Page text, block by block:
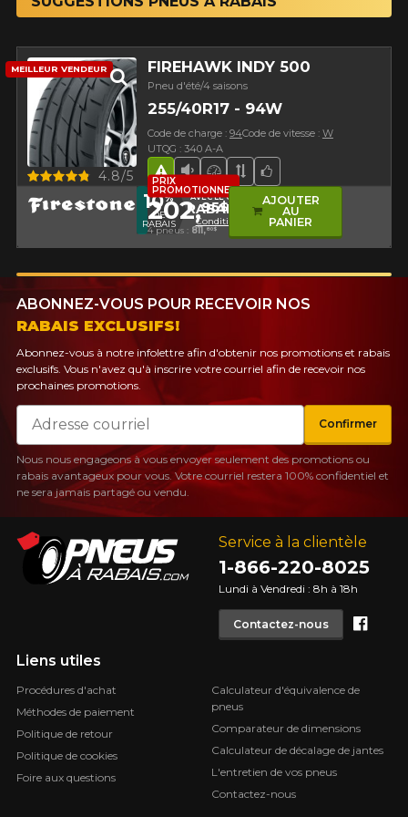
FIREHAWK INDY 500
Pneu d'été/4 saisons
255/40R17 - 94W
Code de charge : 94Code de vitesse : W
UTQG : 340 A-A
Faible niveau sonore
Pneu haute performance
Bande de roulement
Choix de l'équipe
Hasard routier
Aperçu 4.8/5
MEILLEUR VENDEUR
10%
DE
RABAIS
AVEC LE CODE
RABAIS10
Conditions
PRIX
PROMOTIONNEL
202,95$
4 pneus : 811,80$
AJOUTER
AU
PANIER
Service à la clientèle
1-866-220-8025
Lundi à Vendredi : 8h à 18h
Contactez-nous
Liens utiles
Procédures d'achat
Méthodes de paiement
Politique de retour
Politique de cookies
Foire aux questions
Calculateur d'équivalence de
pneus
Comparateur de dimensions
Calculateur de décalage de jantes
L'entretien de vos pneus
Contactez-nous
ABONNEZ-VOUS POUR RECEVOIR NOS
RABAIS EXCLUSIFS!
Abonnez-vous à notre infolettre afin d'obtenir nos promotions et rabais
exclusifs. Vous n'avez qu'à inscrire votre courriel afin de recevoir nos
prochaines promotions.
Courriel
Confirmer
Nous nous engageons à vous envoyer seulement des promotions ou
rabais avantageux pour vous. Votre courriel restera 100% confidentiel et
ne sera jamais partagé ou vendu.